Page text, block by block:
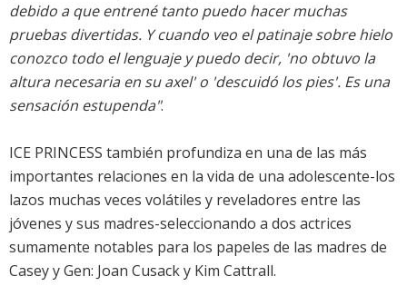
debido a que entrené tanto puedo hacer muchas
pruebas divertidas. Y cuando veo el patinaje sobre hielo
conozco todo el lenguaje y puedo decir, 'no obtuvo la
altura necesaria en su axel' o 'descuidó los pies'. Es una
sensación estupenda".
ICE PRINCESS también profundiza en una de las más
importantes relaciones en la vida de una adolescente-los
lazos muchas veces volátiles y reveladores entre las
jóvenes y sus madres-seleccionando a dos actrices
sumamente notables para los papeles de las madres de
Casey y Gen: Joan Cusack y Kim Cattrall.